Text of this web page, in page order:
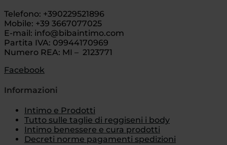
Telefono: +390229521896
Mobile: +39 3667077025
E-mail: info@bibaintimo.com
Partita IVA: 09944170969
Numero REA: MI – 2123771
Facebook
Informazioni
Intimo e Prodotti
Tutto sulle taglie di reggiseni i body
Intimo benessere e cura prodotti
Decreti norme pagamenti spedizioni